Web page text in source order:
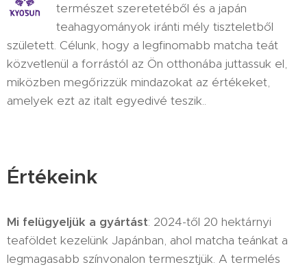
természet szeretetéből és a japán
teahagyományok iránti mély tiszteletből
született. Célunk, hogy a legfinomabb matcha teát
közvetlenül a forrástól az Ön otthonába juttassuk el,
miközben megőrizzük mindazokat az értékeket,
amelyek ezt az italt egyedivé teszik..
Értékeink
Mi felügyeljük a gyártást: 2024-től 20 hektárnyi
teaföldet kezelünk Japánban, ahol matcha teánkat a
legmagasabb színvonalon termesztjük. A termelés